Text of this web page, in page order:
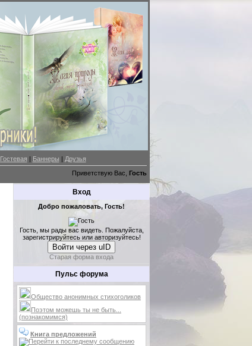
Гостевая | Баннеры | Друзья
Приветствую Вас, Гость
Вход
Добро пожаловать, Гость!
Гость, мы рады вас видеть. Пожалуйста,
зарегистрируйтесь или авторизуйтесь!
Войти через uID
Старая форма входа
Пульс форума
Общество анонимных стихоголиков
Поэтом можешь ты не быть...
(познакомимся)
Книга предложений